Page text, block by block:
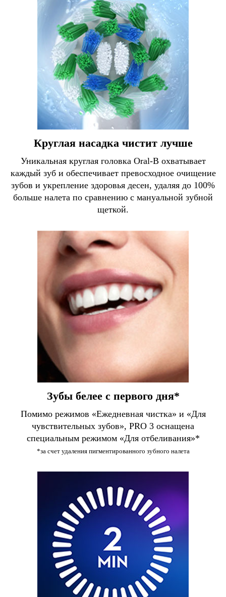
Круглая насадка чистит лучше
Уникальная круглая головка Oral-B охватывает
каждый зуб и обеспечивает превосходное очищение
зубов и укрепление здоровья десен, удаляя до 100%
больше налета по сравнению с мануальной зубной
щеткой.
Зубы белее с первого дня*
Помимо режимов «Ежедневная чистка» и «Для
чувствительных зубов», PRO 3 оснащена
специальным режимом «Для отбеливания»*
*за счет удаления пигментированного зубного налета